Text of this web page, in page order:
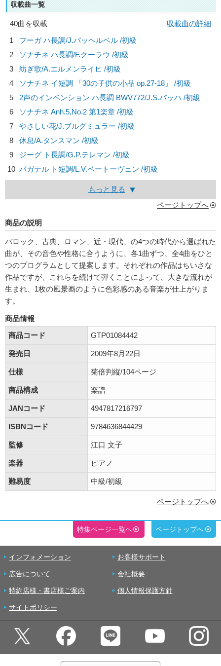
収載曲一覧
40曲を収載
収載曲の詳細
1
フーガ ハ長調/J.パッヘルベル /初級
2
ソナチネ ハ長調/F.クーラウ /初級
3
紡ぎ歌/A.エルメンライヒ /初級
4
ソナチネ イ短調 「30の子供の小品 op.27-18」 /初級
5
2声のインベンション ハ長調 BWV772/J.S.バッハ /初級
6
ソナチネ Anh.5,No.2 第1楽章 /初級
7
やさしい花/J.ブルグミュラー /初級
8
休息/A.タンスマン /初級
9
ジーグ ト長調/G.P.テレマン /初級
10 バガテル ト短調/L.V.ベートーヴェン /初級
もっと見る
ページトップへ
商品の説明
バロック、古典、ロマン、近・現代、の4つの時代から選ばれた
曲が、その音色や性格に合うように、各1曲ずつ、全4曲をひと
つのプログラムとして提案します。それぞれの作品はちいさな
作品ですが、これらを続けて弾くことによって、大きな流れが
生まれ、1枚の風景画のように色彩感のある音楽が仕上がりま
す。
商品情報
商品コード
GTP01084442
発売日 2009年8月22日
仕様 菊倍判縦/104ページ
商品構成 楽譜
JANコード 4947817216797
ISBNコード 9784636844429
監修 江口 文子
楽器 ピアノ
難易度 中級/初級
ページトップへ
特集ページ一覧へ ページトップへ
インフォメーション お客様サポート
広告について 会社概要
特約店様・書店様ご案内 個人情報保護方針
サイトポリシー